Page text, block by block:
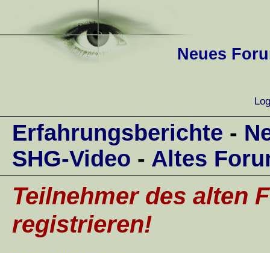
Neues
Erfahrungsberichte -
SHG-Video - Altes
Teilnehmer des alten
registrieren!